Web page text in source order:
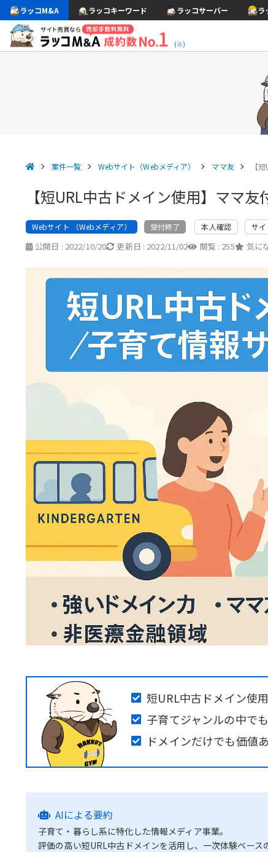
ラッコM&A ラッコキーワード ラッコサーバー ラ
(※)
案件一覧 Webサイト（Webメディア） ママ友 【
【短URL中古ドメイン使用】ママ
Webサイト （Webメディア） 受付終了 本人確認 サ
公開日 : 2022/10/20 更新日 : 2022/11/02 閲覧 : 255 気に
短URL中古ドメイン使
子育てジャンルの中でも
ドメインだけでも価値あ
AIによる要約
子育て・暮らし系に特化した情報メディア事業。
評価の高い短URL中古ドメインを活用し、一次体験ベース